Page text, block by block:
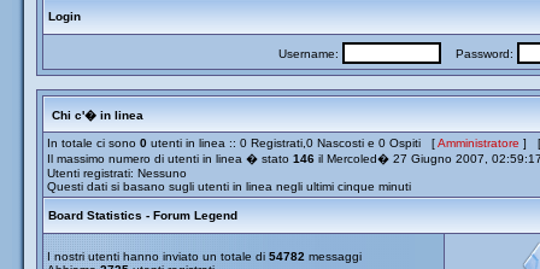
Login
Username: Password:
Chi c'� in linea
In totale ci sono 0 utenti in linea :: 0 Registrati,0 Nascosti e 0 Ospiti [Amministratore ]
Il massimo numero di utenti in linea � stato 146 il Mercoled� 27 Giugno 2007,
Utenti registrati: Nessuno
Questi dati si basano sugli utenti in linea negli ultimi cinque minuti
Board Statistics - Forum Legend
I nostri utenti hanno inviato un totale di 54782 messaggi